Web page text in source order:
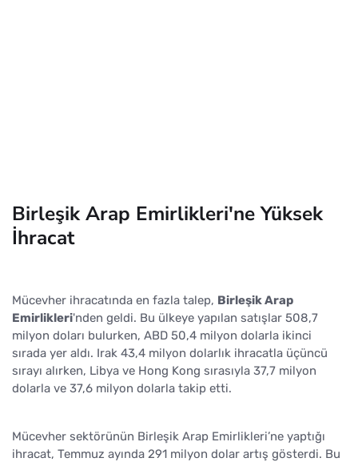
Birleşik Arap Emirlikleri'ne Yüksek
İhracat
Mücevher ihracatında en fazla talep, Birleşik Arap
Emirlikleri'nden geldi. Bu ülkeye yapılan satışlar 508,7
milyon doları bulurken, ABD 50,4 milyon dolarla ikinci
sırada yer aldı. Irak 43,4 milyon dolarlık ihracatla üçüncü
sırayı alırken, Libya ve Hong Kong sırasıyla 37,7 milyon
dolarla ve 37,6 milyon dolarla takip etti.
Mücevher sektörünün Birleşik Arap Emirlikleri’ne yaptığı
ihracat, Temmuz ayında 291 milyon dolar artış gösterdi. Bu